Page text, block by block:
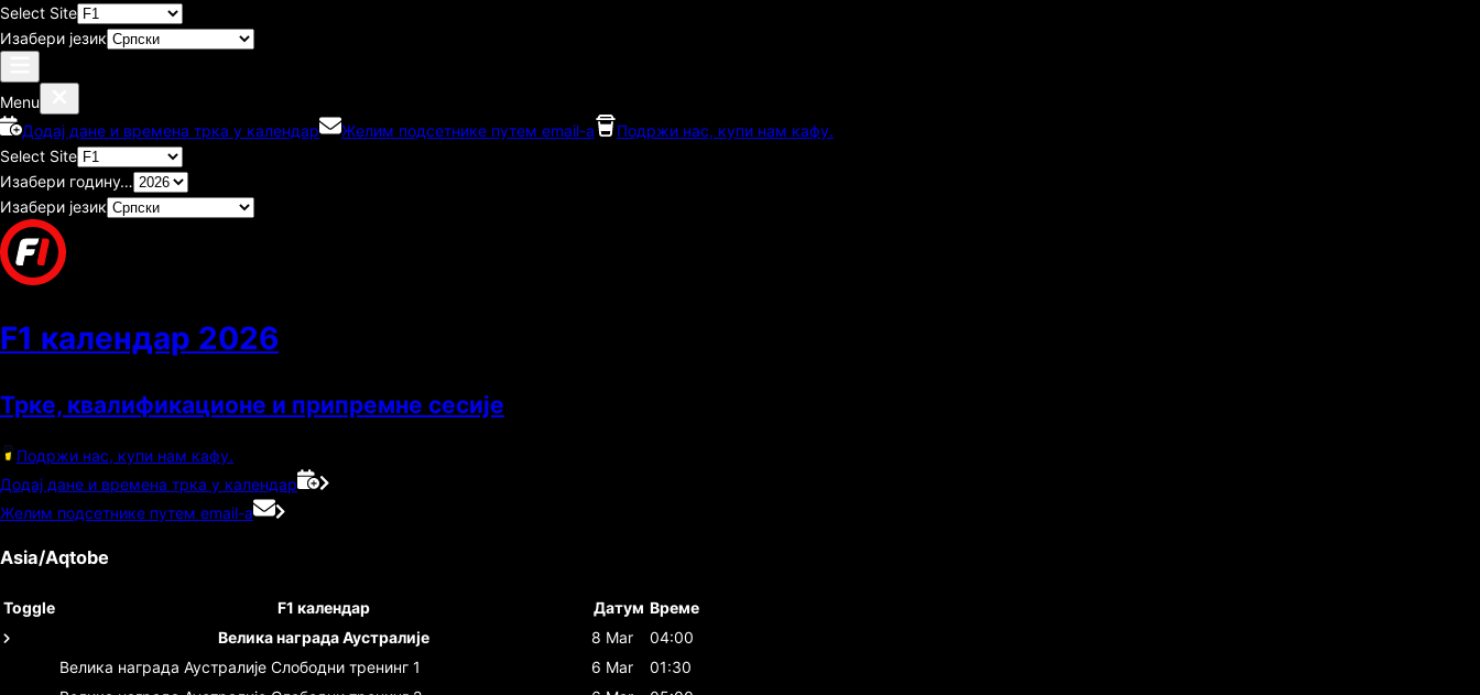
Select Site
Изабери језик
Menu
Додај дане и времена трка у календар
Желим подсетнике путем email-а
Подржи нас, купи нам кафу.
Select Site
Изабери годину…
Изабери језик
F1 календар 2026
Трке, квалификационе и припремне сесије
Подржи нас, купи нам кафу.
Додај дане и времена трка у календар
Желим подсетнике путем email-а
Asia/Aqtobe
Toggle F1 календар Датум Време
Велика награда Аустралије
8 Mar
04:00
Велика награда Аустралије Слободни тренинг 1 6 Mar
01:30